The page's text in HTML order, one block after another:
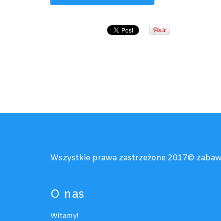
Wszystkie prawa zastrzeżone 2017©
O nas
Witamy!